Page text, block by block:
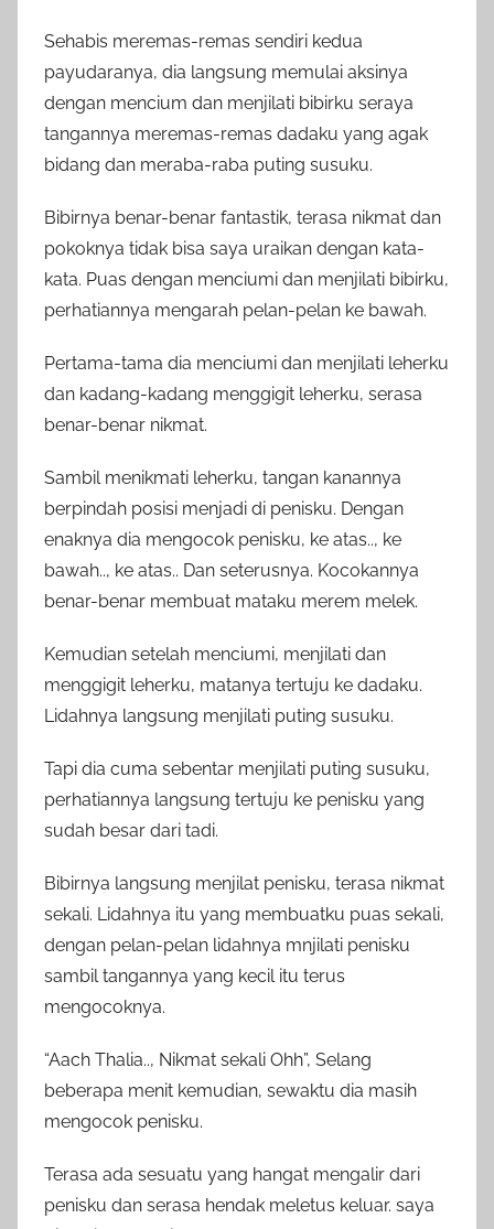
Sehabis meremas-remas sendiri kedua
payudaranya, dia langsung memulai aksinya
dengan mencium dan menjilati bibirku seraya
tangannya meremas-remas dadaku yang agak
bidang dan meraba-raba puting susuku.
Bibirnya benar-benar fantastik, terasa nikmat dan
pokoknya tidak bisa saya uraikan dengan kata-
kata. Puas dengan menciumi dan menjilati bibirku,
perhatiannya mengarah pelan-pelan ke bawah.
Pertama-tama dia menciumi dan menjilati leherku
dan kadang-kadang menggigit leherku, serasa
benar-benar nikmat.
Sambil menikmati leherku, tangan kanannya
berpindah posisi menjadi di penisku. Dengan
enaknya dia mengocok penisku, ke atas.., ke
bawah.., ke atas.. Dan seterusnya. Kocokannya
benar-benar membuat mataku merem melek.
Kemudian setelah menciumi, menjilati dan
menggigit leherku, matanya tertuju ke dadaku.
Lidahnya langsung menjilati puting susuku.
Tapi dia cuma sebentar menjilati puting susuku,
perhatiannya langsung tertuju ke penisku yang
sudah besar dari tadi.
Bibirnya langsung menjilat penisku, terasa nikmat
sekali. Lidahnya itu yang membuatku puas sekali,
dengan pelan-pelan lidahnya mnjilati penisku
sambil tangannya yang kecil itu terus
mengocoknya.
“Aach Thalia.., Nikmat sekali Ohh”, Selang
beberapa menit kemudian, sewaktu dia masih
mengocok penisku.
Terasa ada sesuatu yang hangat mengalir dari
penisku dan serasa hendak meletus keluar. saya